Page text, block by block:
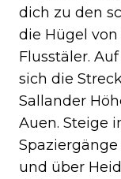
dich zu den
die Hügel
Flusstäler.
sich die
Sallander
Auen. Steige
und über